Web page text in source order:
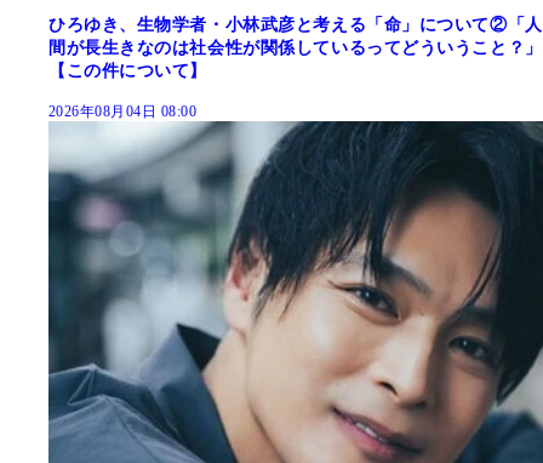
ひろゆき、生物学者・小林武彦と考える「命」について②「人
間が長生きなのは社会性が関係しているってどういうこと？」
【この件について】
2026年08月04日 08:00